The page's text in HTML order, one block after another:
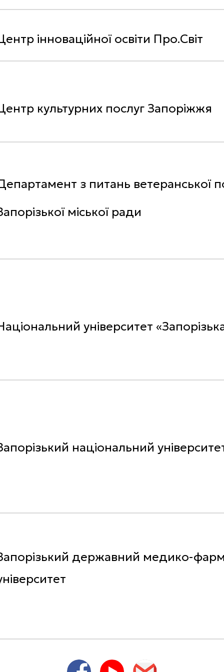
інноваційної освіти Про.Світ
культурних послуг Запоріжжя
з питань ветеранської
міської ради
університет
національний
апорізький державний медико-